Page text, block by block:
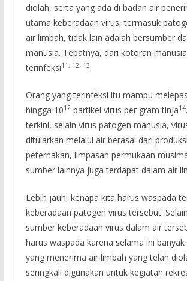
diolah, serta yang ada di badan air
utama keberadaan virus, termasuk
air limbah, tidak lain adalah bersumber
manusia. Tepatnya, dari kotoran
terinfeksi11, 12, 13.
Orang yang terinfeksi itu mampu
hingga 1012partikel virus per gram tinja14
terkini, selain virus patogen manusia,
ditularkan melalui air berasal dari
peternakan, limpasan permukaan
sumber lainnya juga terdapat dalam air
Lebih jauh, kenapa kita harus waspada
keberadaan patogen virus tersebut.
sumber keberadaan virus dalam air
harus waspada karena selama ini
yang menerima air limbah yang telah
seringkali digunakan untuk kegiatan